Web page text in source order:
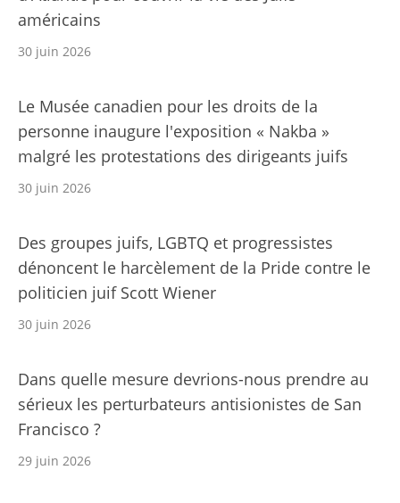
américains
30 juin 2026
Le Musée canadien pour les droits de la
personne inaugure l'exposition « Nakba »
malgré les protestations des dirigeants juifs
30 juin 2026
Des groupes juifs, LGBTQ et progressistes
dénoncent le harcèlement de la Pride contre le
politicien juif Scott Wiener
30 juin 2026
Dans quelle mesure devrions-nous prendre au
sérieux les perturbateurs antisionistes de San
Francisco ?
29 juin 2026